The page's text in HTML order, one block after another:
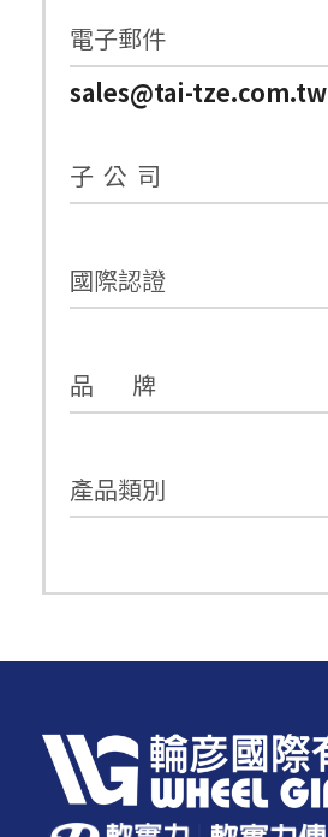
電子郵件
sales@tai-tze.com.tw
子 公 司
國際認證
品 牌
產品類別